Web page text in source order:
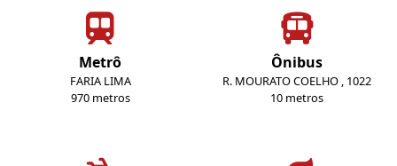
Metrô
FARIA LIMA
970 metros
Ônibus
R. MOURATO COELHO , 1022
10 metros